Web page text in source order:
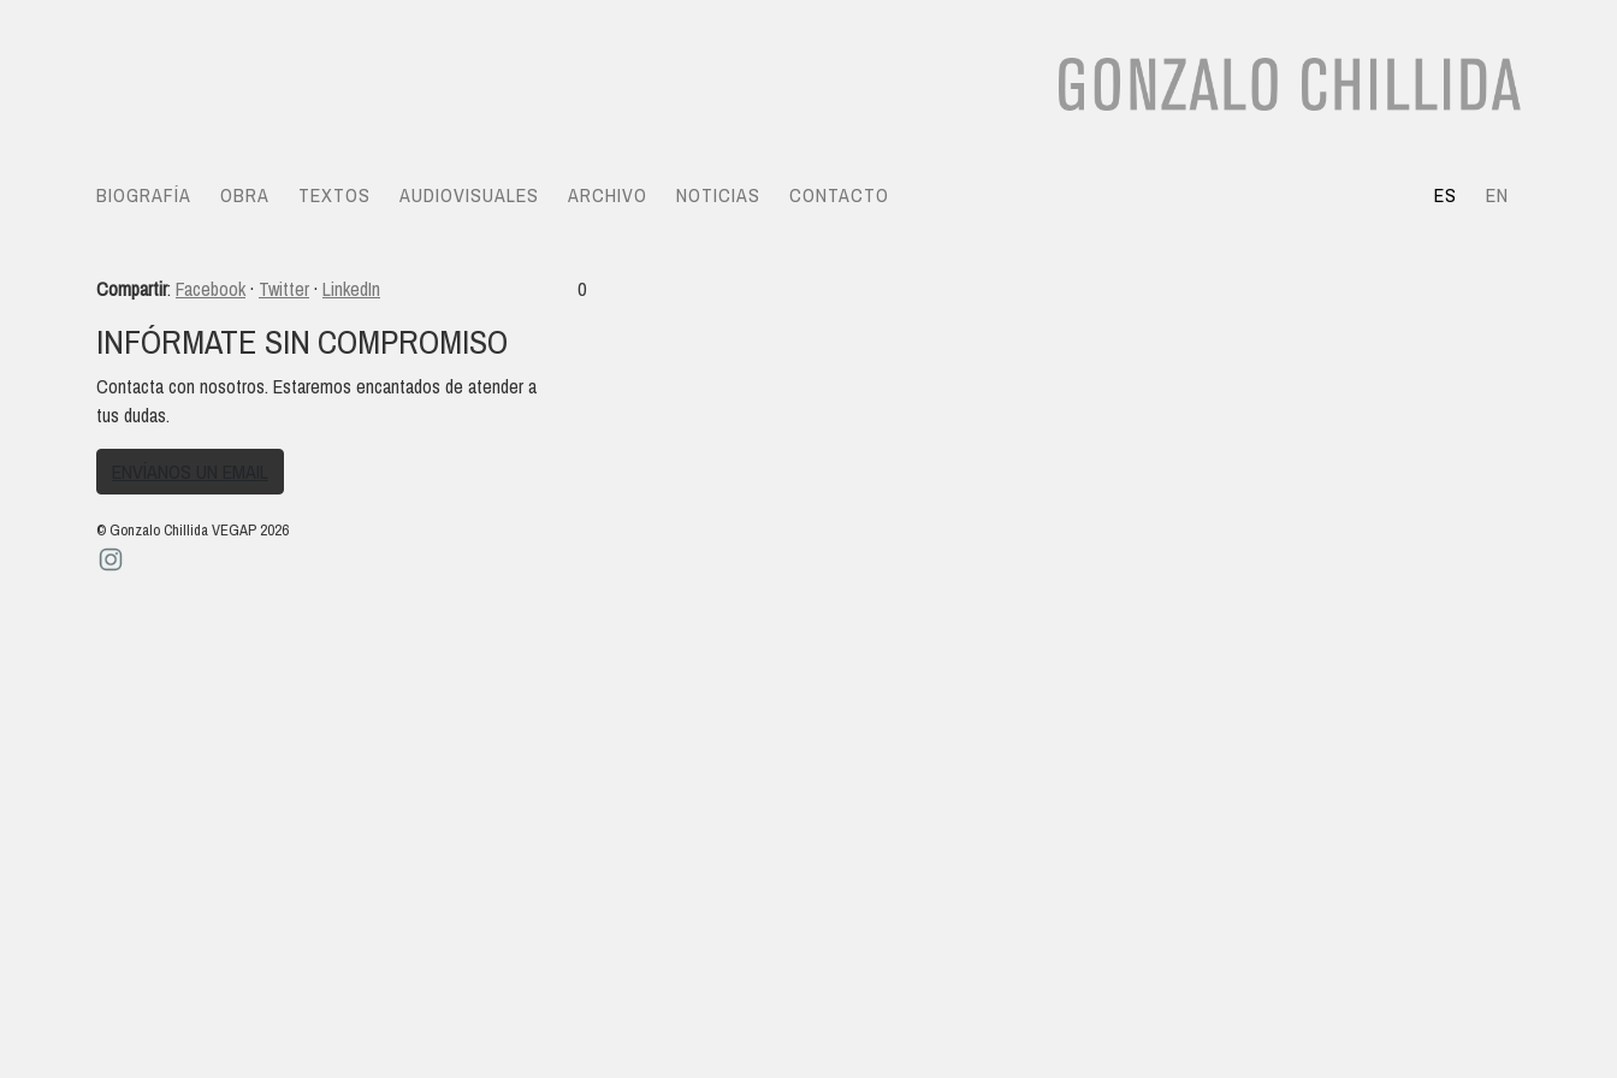
BIOGRAFÍA OBRA TEXTOS AUDIOVISUALES ARCHIVO NOTICIAS CONTACTO ES EN
Compartir: Facebook· Twitter· LinkedIn
INFÓRMATE SIN COMPROMISO
Contacta con nosotros. Estaremos encantados de atender a
tus dudas.
0
© Gonzalo Chillida VEGAP 2026